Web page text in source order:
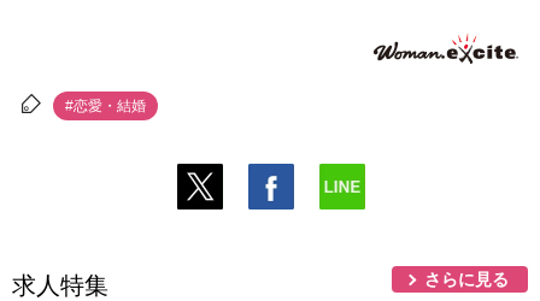
#恋愛・結婚
求人特集 さらに見る